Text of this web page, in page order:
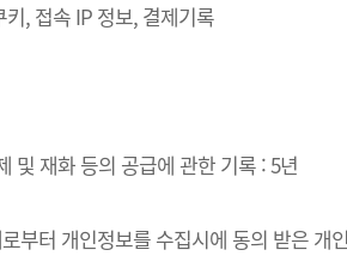
, 접속 IP 정보, 결제기록
및 재화 등의 공급에 관한 기록 : 5년
터 개인정보를 수집시에 동의 받은 개